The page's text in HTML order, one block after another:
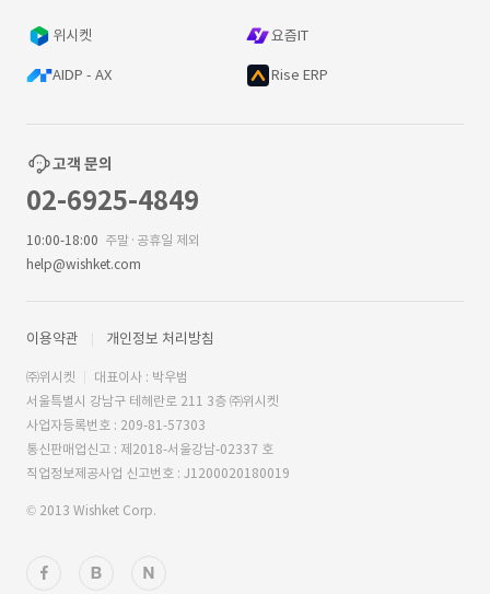
위시켓 요즘IT
AIDP - AX Rise ERP
고객 문의
02-6925-4849
10:00-18:00 주말·공휴일 제외
help@wishket.com
이용약관 개인정보 처리방침
㈜위시켓
대표이사 : 박우범
서울특별시 강남구 테헤란로 211 3층 ㈜위시켓
사업자등록번호 : 209-81-57303
통신판매업신고 : 제2018-서울강남-02337 호
직업정보제공사업 신고번호 : J1200020180019
© 2013 Wishket Corp.